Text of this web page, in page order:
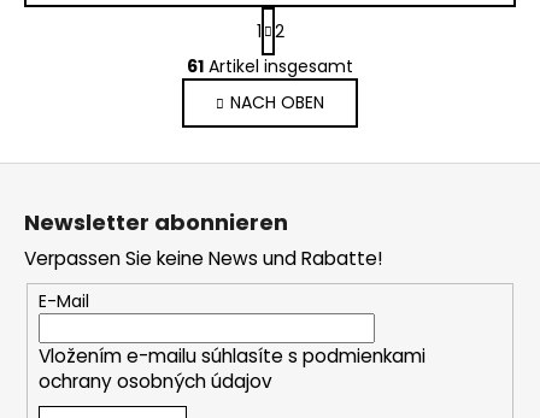
S
t
e
u
e
e
l
e
m
e
n
t
e
P
a
g
i
n
i
n
1 2
61 Artikel insgesamt
NACH OBEN
F
Newsletter abonnieren
Verpassen Sie keine News und Rabatte!
E-Mail
Vložením e-mailu súhlasíte s podmienkami
ochrany osobných údajov